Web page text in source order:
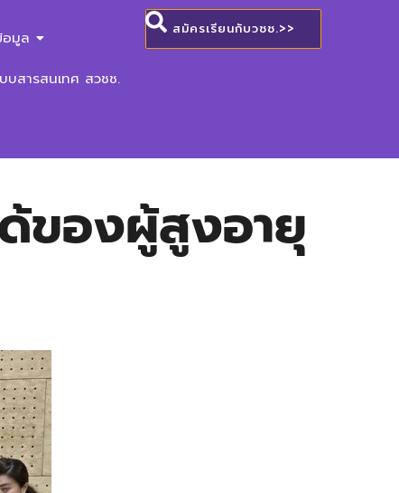
อมูล
บบสารสนเทศ สวชช.
สมัครเรียนกับวชช.>>
ด้ของผู้สูงอายุ